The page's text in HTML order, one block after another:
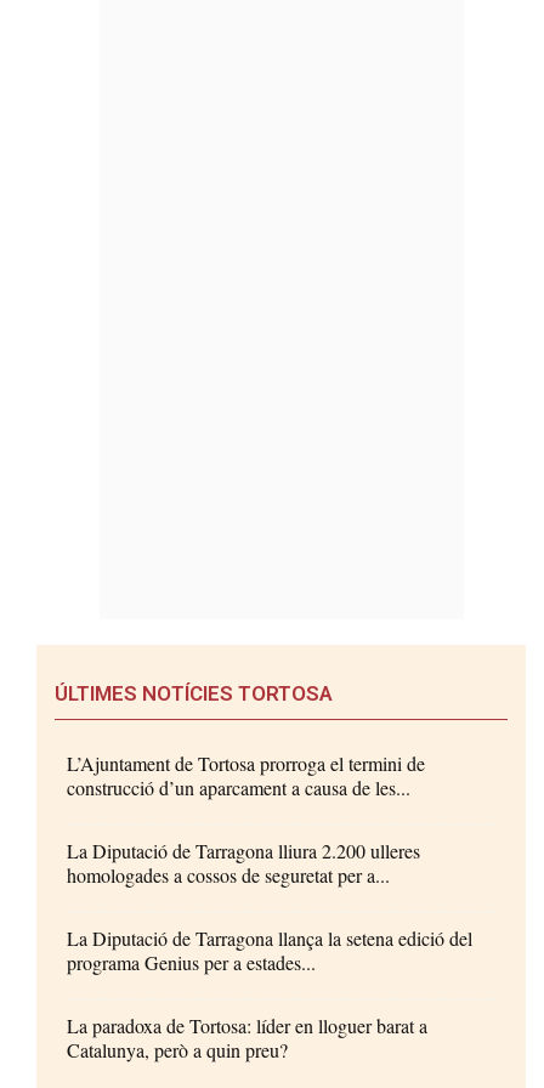
ÚLTIMES NOTÍCIES TORTOSA
L’Ajuntament de Tortosa prorroga el termini de
construcció d’un aparcament a causa de les...
La Diputació de Tarragona lliura 2.200 ulleres
homologades a cossos de seguretat per a...
La Diputació de Tarragona llança la setena edició del
programa Genius per a estades...
La paradoxa de Tortosa: líder en lloguer barat a
Catalunya, però a quin preu?